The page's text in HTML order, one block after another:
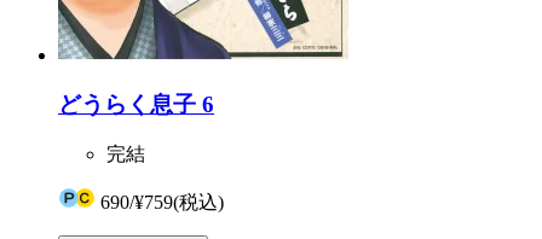
どうらく息子 6
完結
690/¥759(税込)